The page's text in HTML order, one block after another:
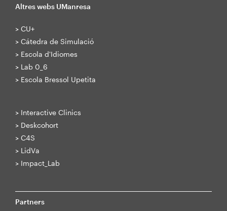
Altres webs UManresa
> CU+
> Cátedra de Simulació
> Escola d'Idiomes
> Lab 0_6
> Escola Bressol Upetita
> Interactive Clinics
> Deskcohort
> C4S
> LidVa
> Impact_Lab
Partners